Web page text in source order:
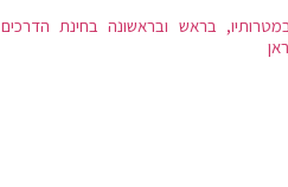
בראש ובראשונה בחינת הדרכים